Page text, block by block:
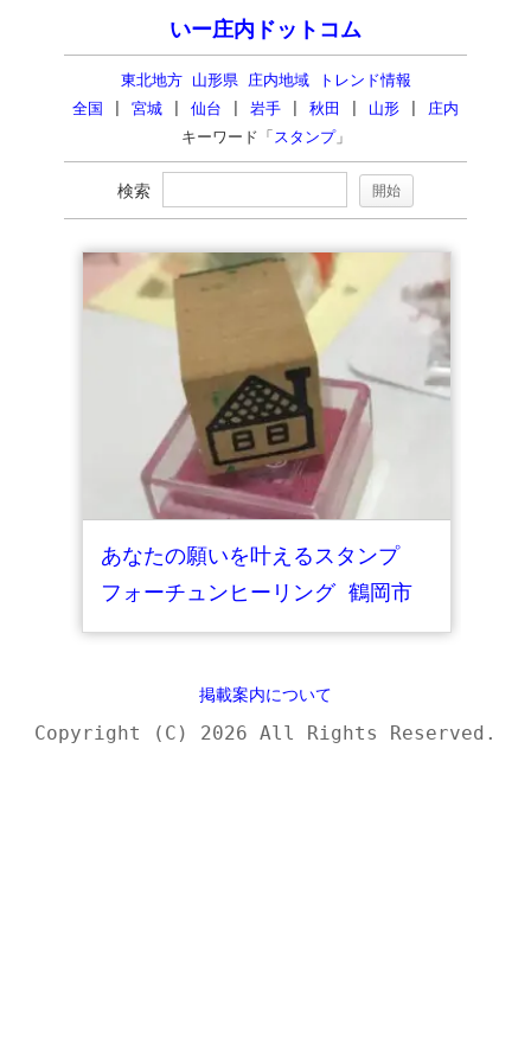
いー庄内ドットコム
東北地方 山形県 庄内地域 トレンド情報
全国
宮城 仙台 岩手 秋田 山形
庄内
キーワード「 スタンプ」
検索
あなたの願いを叶えるスタンプ
フォーチュンヒーリング 鶴岡市
掲載案内について
Copyright (C) 2026 All Rights Reserved.